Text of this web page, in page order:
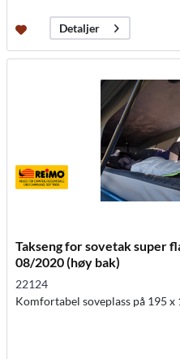
Detaljer
Takseng for sovetak super
08/2020 (høy bak)
22124
Komfortabel soveplass på 195 x